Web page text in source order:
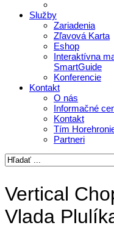
Služby
Zariadenia
Zľavová Karta
Eshop
Interaktívna
SmartGuide
Konferencie
Kontakt
O nás
Informačné
Kontakt
Tím
Partneri
Vertical
Vlada